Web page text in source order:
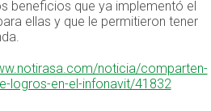
beneficios que ya implementó el
ellas y que le permitieron tener
noticia/comparten-
logros-en-el-infonavit/41832